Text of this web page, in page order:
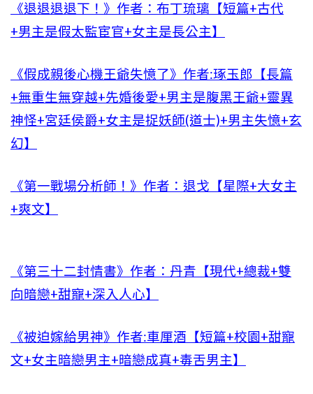
《退退退退下！》作者：布丁琉璃【短篇+古代
+男主是假太監宦官+女主是長公主】
《假成親後心機王爺失憶了》作者:琢玉郎【長篇
+無重生無穿越+先婚後愛+男主是腹黑王爺+靈異
神怪+宮廷侯爵+女主是捉妖師(道士)+男主失憶+玄
幻】
《第一戰場分析師！》作者：退戈【星際+大女主
+爽文】
《第三十二封情書》作者：丹青【現代+總裁+雙
向暗戀+甜寵+深入人心】
《被迫嫁給男神》作者:車厘酒【短篇+校園+甜寵
文+女主暗戀男主+暗戀成真+毒舌男主】